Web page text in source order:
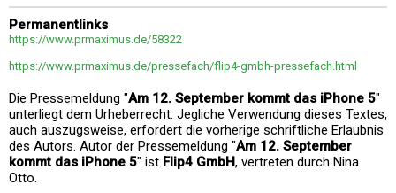
Permanentlinks
https://www.prmaximus.de/58322
https://www.prmaximus.de/pressefach/flip4-gmbh-pressefach.html
Die Pressemeldung "Am 12. September kommt das iPhone 5"
unterliegt dem Urheberrecht. Jegliche Verwendung dieses Textes,
auch auszugsweise, erfordert die vorherige schriftliche Erlaubnis
des Autors. Autor der Pressemeldung "Am 12. September
kommt das iPhone 5" ist Flip4 GmbH, vertreten durch Nina
Otto.